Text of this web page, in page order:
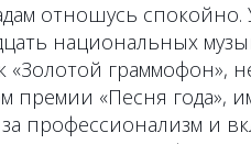
отношусь
национальных
«Золотой граммофон»,
премии «Песня года»,
профессионализм и